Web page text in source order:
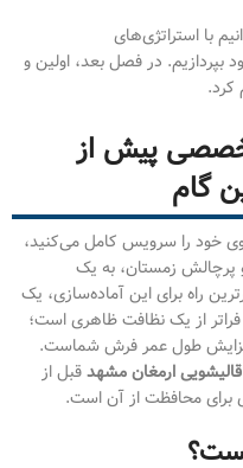
با استراتژی‌های
در فصل بعد، اولین و
کرد.
پیش از
گام
خود را سرویس کامل می‌کنید،
زمستان، به یک
راه برای این آماده‌سازی، یک
از یک نظافت ظاهری است؛
طول عمر فرش شماست.
قالیشویی ارمغان مشهدقبل از
برای محافظت از آن است.